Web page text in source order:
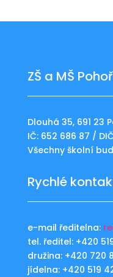
ZŠ a MŠ
Dlouhá 35, 691 23
IČ: 652 686 87 /
Všechny školní
Rychlé
e-mail ředitelna:
tel. ředitel: +420
družina: +420 720
jídelna: +420 519